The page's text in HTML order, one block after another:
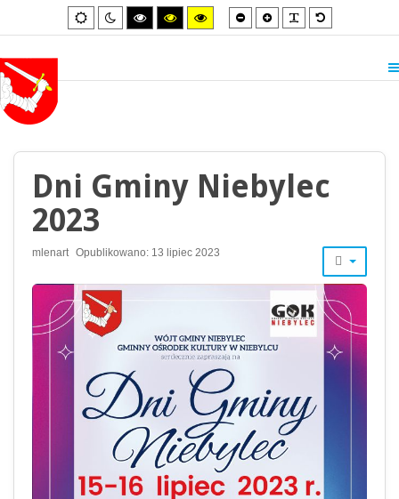
Default
mode
Night
mode
High
contrast
High
contrast
High
contrast
Smaller
font
Larger
font
Default
font
Dni Gminy Niebylec
2023
mlenart Opublikowano: 13 lipiec 2023